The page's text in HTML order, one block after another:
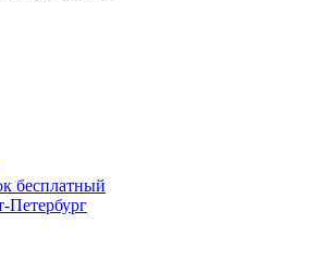
бесплатный
Петербург